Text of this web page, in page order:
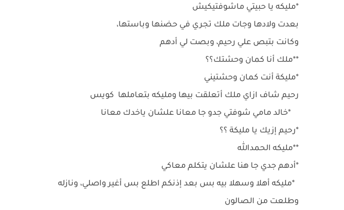
*مليكه يا حبيتي ماشوفتيكيش
بعدت ولادها وجات ملك تجري في حضنها وباستها،
وكانت بتبص علي رحيم، وبصت لي أدهم
**ملك أنا كمان وحشتك؟؟
*مليكة أنت كمان وحشتيني
رحيم شاف ازاي ملك أتعلقت بيها ومليكه بتعاملها كويس
*خالد مامي شوفتي جدو جا معانا علشان ياخدك معانا
*رحيم إزيك يا مليكة ؟؟
**مليكه الحمدالله
*أدهم جدي جا هنا علشان يتكلم معاكي
*مليكه أهلا وسهلا بيه بس بعد إذنكم اطلع بس أغير واصلي، ونازله
وطلعت من الصالون